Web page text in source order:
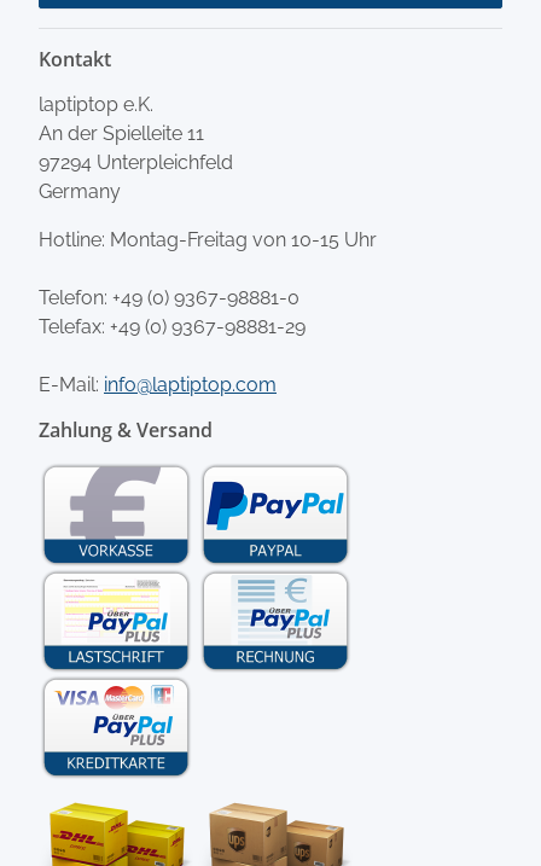
Kontakt
laptiptop e.K.
An der Spielleite 11
97294 Unterpleichfeld
Germany
Hotline: Montag-Freitag von 10-15 Uhr
Telefon: +49 (0) 9367-98881-0
Telefax: +49 (0) 9367-98881-29
E-Mail: info@laptiptop.com
Zahlung & Versand